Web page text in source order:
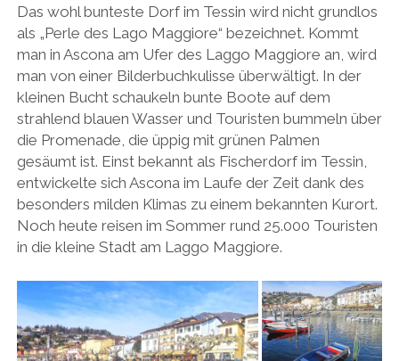
Das wohl bunteste Dorf im Tessin wird nicht grundlos
als „Perle des Lago Maggiore“ bezeichnet. Kommt
man in Ascona am Ufer des Laggo Maggiore an, wird
man von einer Bilderbuchkulisse überwältigt. In der
kleinen Bucht schaukeln bunte Boote auf dem
strahlend blauen Wasser und Touristen bummeln über
die Promenade, die üppig mit grünen Palmen
gesäumt ist. Einst bekannt als Fischerdorf im Tessin,
entwickelte sich Ascona im Laufe der Zeit dank des
besonders milden Klimas zu einem bekannten Kurort.
Noch heute reisen im Sommer rund 25.000 Touristen
in die kleine Stadt am Laggo Maggiore.